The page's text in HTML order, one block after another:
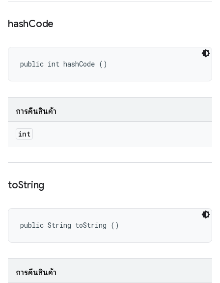
hashCode
public int hashCode ()
การคืนสินค้า
int
toString
public String toString ()
การคืนสินค้า